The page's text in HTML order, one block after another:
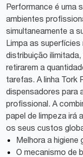
Performance é uma
ambientes
simultaneamente a
Limpa as
distribuição
retirarem a
tarefas. A linha Tork
dispensadores para
profissional. A
papel de limpeza irá
os seus custos
Melhora a higiene
O mecanismo de